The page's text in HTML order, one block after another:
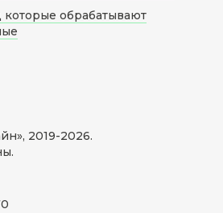
2019-2026.
обрабатывают